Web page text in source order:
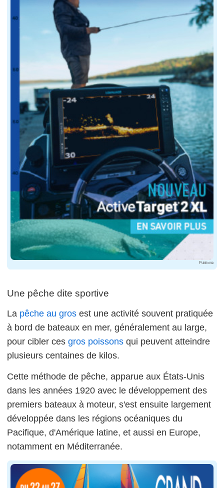
Publicité
Une pêche dite sportive
La pêche au gros est une activité souvent pratiquée
à bord de bateaux en mer, généralement au large,
pour cibler ces gros poissons qui peuvent atteindre
plusieurs centaines de kilos.
Cette méthode de pêche, apparue aux États-Unis
dans les années 1920 avec le développement des
premiers bateaux à moteur, s'est ensuite largement
développée dans les régions océaniques du
Pacifique, d'Amérique latine, et aussi en Europe,
notamment en Méditerranée.